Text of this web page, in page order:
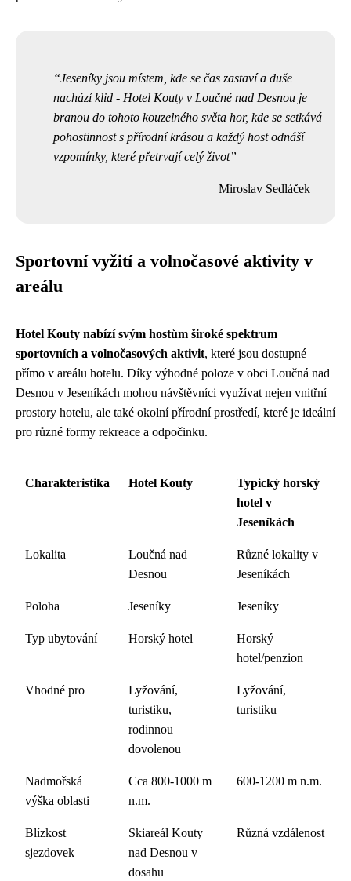
Jeseníky jsou místem, kde se čas zastaví a duše
nachází klid - Hotel Kouty v Loučné nad Desnou je
branou do tohoto kouzelného světa hor, kde se setkává
pohostinnost s přírodní krásou a každý host odnáší
vzpomínky, které přetrvají celý život
Miroslav Sedláček
Sportovní vyžití a volnočasové aktivity v
areálu
Hotel Kouty nabízí svým hostům široké spektrum
sportovních a volnočasových aktivit, které jsou dostupné
přímo v areálu hotelu. Díky výhodné poloze v obci Loučná nad
Desnou v Jeseníkách mohou návštěvníci využívat nejen vnitřní
prostory hotelu, ale také okolní přírodní prostředí, které je ideální
pro různé formy rekreace a odpočinku.
Charakteristika Hotel Kouty
Typický horský
hotel v
Jeseníkách
Lokalita
Loučná nad
Desnou
Různé lokality v
Jeseníkách
Poloha Jeseníky Jeseníky
Typ ubytování Horský hotel
Horský
hotel/penzion
Vhodné pro
Lyžování,
turistiku,
rodinnou
dovolenou
Lyžování,
turistiku
Nadmořská
výška oblasti
Cca 800-1000 m
n.m.
600-1200 m n.m.
Blízkost
sjezdovek
Skiareál Kouty
nad Desnou v
dosahu
Různá vzdálenost